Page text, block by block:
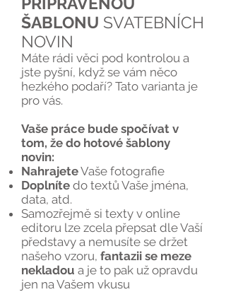
ŠABLONU SVATEBNÍCH
NOVIN
Máte rádi věci pod kontrolou a
jste pyšní, když se vám něco
hezkého podaří? Tato varianta je
pro vás.
Vaše práce bude spočívat v
tom, že do hotové šablony
novin:
NahrajeteVaše fotografie​
Doplníte do textů Vaše jména,
data, atd.
Samozřejmě si texty v online
editoru lze zcela přepsat dle Vaší
představy a nemusíte se držet
našeho vzoru, fantazii se meze
nekladou a je to pak už opravdu
jen na Vašem vkusu